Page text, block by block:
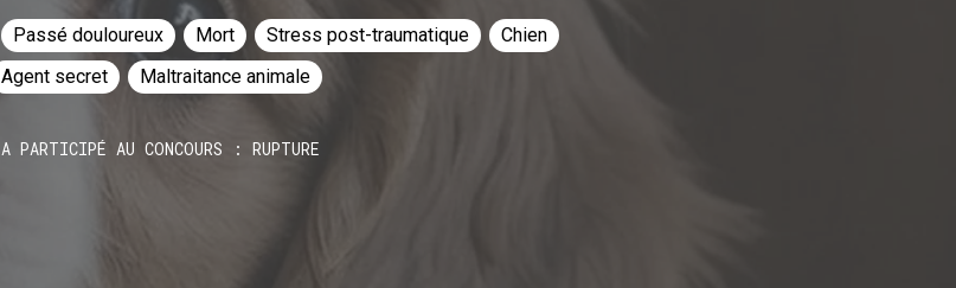
Passé douloureux Mort Stress post-traumatique
Chien
Agent secret
Maltraitance animale
A PARTICIPÉ AU CONCOURS : RUPTURE